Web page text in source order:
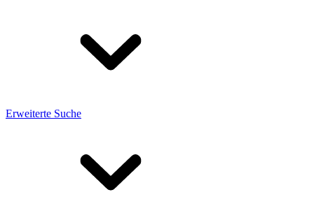
Erweiterte Suche